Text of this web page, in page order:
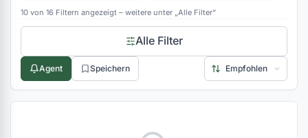
(0)
(0) (0)
(0)
(0)
10 von 16 Filtern angezeigt – weitere unter „Alle Filter“
Alle Filter
Agent Speichern